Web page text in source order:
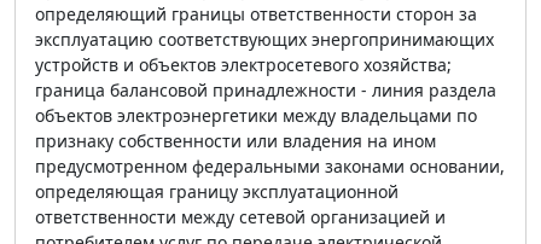
определяющий границы ответственности сторон за
эксплуатацию соответствующих энергопринимающих
устройств и объектов электросетевого хозяйства;
граница балансовой принадлежности - линия раздела
объектов электроэнергетики между владельцами по
признаку собственности или владения на ином
предусмотренном федеральными законами основании,
определяющая границу эксплуатационной
ответственности между сетевой организацией и